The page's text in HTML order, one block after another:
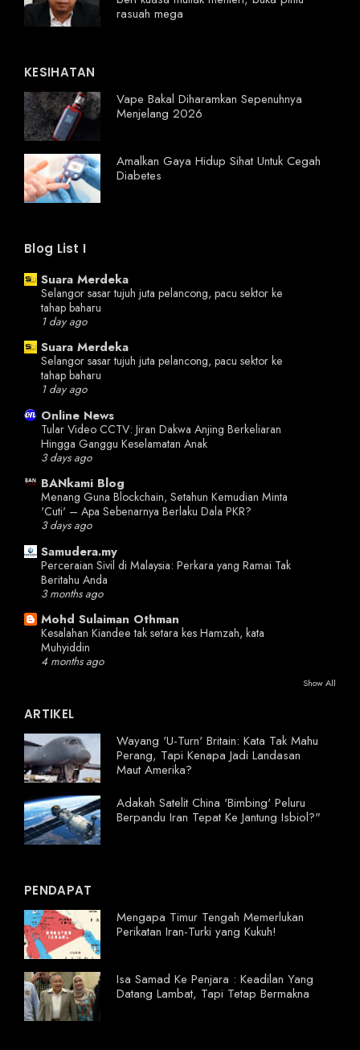
rasuah mega
KESIHATAN
Vape Bakal Diharamkan Sepenuhnya
Menjelang 2026
Amalkan Gaya Hidup Sihat Untuk Cegah
Diabetes
Blog List I
Suara Merdeka
Selangor sasar tujuh juta pelancong, pacu sektor ke
tahap baharu
1 day ago
Suara Merdeka
Selangor sasar tujuh juta pelancong, pacu sektor ke
tahap baharu
1 day ago
Online News
Tular Video CCTV: Jiran Dakwa Anjing Berkeliaran
Hingga Ganggu Keselamatan Anak
3 days ago
BANkami Blog
Menang Guna Blockchain, Setahun Kemudian Minta
'Cuti' – Apa Sebenarnya Berlaku Dala PKR?
3 days ago
Samudera.my
Perceraian Sivil di Malaysia: Perkara yang Ramai Tak
Beritahu Anda
3 months ago
Mohd Sulaiman Othman
Kesalahan Kiandee tak setara kes Hamzah, kata
Muhyiddin
4 months ago
Show All
ARTIKEL
Wayang 'U-Turn' Britain: Kata Tak Mahu
Perang, Tapi Kenapa Jadi Landasan
Maut Amerika?
Adakah Satelit China 'Bimbing' Peluru
Berpandu Iran Tepat Ke Jantung Isbiol?"
PENDAPAT
Mengapa Timur Tengah Memerlukan
Perikatan Iran-Turki yang Kukuh!
Isa Samad Ke Penjara : Keadilan Yang
Datang Lambat, Tapi Tetap Bermakna